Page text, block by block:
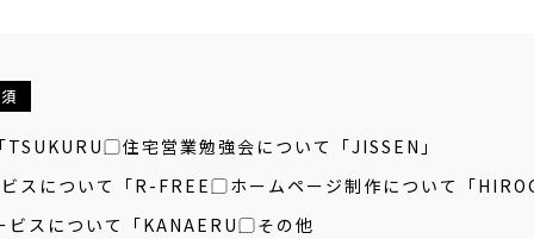
TSUKURU」住宅営業勉強会について「JISSEN」
スについて「R-FREE」ホームページ制作について「
ビスについて「KANAERU」その他